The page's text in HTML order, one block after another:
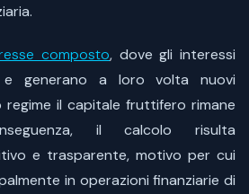
composto, dove gli interessi
e generano a loro volta nuovi
regime il capitale fruttifero rimane
il calcolo risulta
e trasparente, motivo per cui
in operazioni finanziarie di